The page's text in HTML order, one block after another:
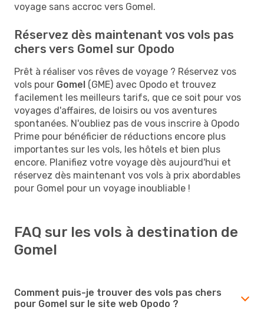
voyage sans accroc vers Gomel.
Réservez dès maintenant vos vols pas
chers vers Gomel sur Opodo
Prêt à réaliser vos rêves de voyage ? Réservez vos
vols pour Gomel (GME) avec Opodo et trouvez
facilement les meilleurs tarifs, que ce soit pour vos
voyages d'affaires, de loisirs ou vos aventures
spontanées. N'oubliez pas de vous inscrire à Opodo
Prime pour bénéficier de réductions encore plus
importantes sur les vols, les hôtels et bien plus
encore. Planifiez votre voyage dès aujourd'hui et
réservez dès maintenant vos vols à prix abordables
pour Gomel pour un voyage inoubliable !
FAQ sur les vols à destination de
Gomel
Comment puis-je trouver des vols pas chers
pour Gomel sur le site web Opodo ?